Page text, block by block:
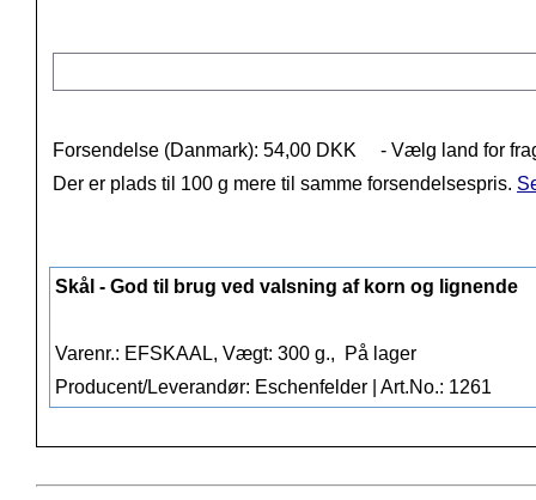
Forsendelse (Danmark): 54,00 DKK
- Vælg land for
Der er plads til 100 g mere til samme forsendelsespris.
Skål - God til brug ved valsning af korn og lignende
Varenr.: EFSKAAL, Vægt: 300 g.,
På lager
Producent/Leverandør: Eschenfelder | Art.No.: 1261